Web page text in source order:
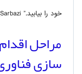
خود را بیابید.” ex_class=”fancyText_Sarbazi”]
مراحل
سازی